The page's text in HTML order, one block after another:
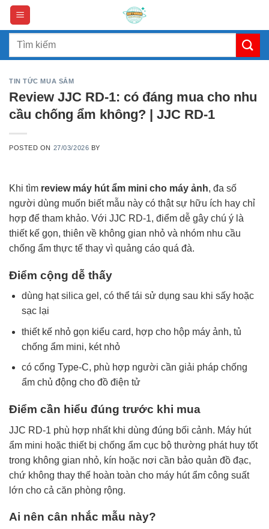
Skip
content
Search
TIN TỨC MUA SẮM
Review JJC RD-1: có đáng mua cho nhu
cầu chống ẩm không? | JJC RD-1
POSTED ON 27/03/2026 BY
Khi tìm review máy hút ẩm mini cho máy ảnh, đa số
người dùng muốn biết mẫu này có thật sự hữu ích hay chỉ
hợp để tham khảo. Với JJC RD-1, điểm dễ gây chú ý là
thiết kế gọn, thiên về không gian nhỏ và nhóm nhu cầu
chống ẩm thực tế thay vì quảng cáo quá đà.
Điểm cộng dễ thấy
dùng hạt silica gel, có thể tái sử dụng sau khi sấy hoặc
sạc lại
thiết kế nhỏ gọn kiểu card, hợp cho hộp máy ảnh, tủ
chống ẩm mini, két nhỏ
có cổng Type-C, phù hợp người cần giải pháp chống
ẩm chủ động cho đồ điện tử
Điểm cần hiểu đúng trước khi mua
JJC RD-1 phù hợp nhất khi dùng đúng bối cảnh. Máy hút
ẩm mini hoặc thiết bị chống ẩm cục bộ thường phát huy tốt
trong không gian nhỏ, kín hoặc nơi cần bảo quản đồ đạc,
chứ không thay thế hoàn toàn cho máy hút ẩm công suất
lớn cho cả căn phòng rộng.
Ai nên cân nhắc mẫu này?